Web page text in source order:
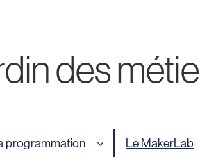
des
programmation Le MakerLab